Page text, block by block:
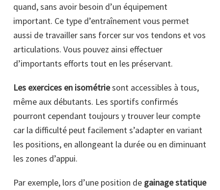
quand, sans avoir besoin d’un équipement
important. Ce type d’entraînement vous permet
aussi de travailler sans forcer sur vos tendons et vos
articulations. Vous pouvez ainsi effectuer
d’importants efforts tout en les préservant.
Les exercices en isométriesont accessibles à tous,
même aux débutants. Les sportifs confirmés
pourront cependant toujours y trouver leur compte
car la difficulté peut facilement s’adapter en variant
les positions, en allongeant la durée ou en diminuant
les zones d’appui.
Par exemple, lors d’une position de gainage statique